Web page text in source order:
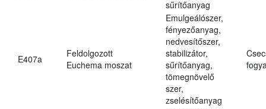
sűrítőanyag
E407a
Feldolgozott
Euchema moszat
Emulgeálószer,
fényezőanyag,
nedvesítőszer,
stabilizátor,
sűrítőanyag,
tömegnövelő
szer,
zselésítőanyag